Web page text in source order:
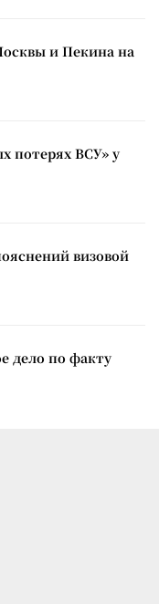
и Пекина на
потерях ВСУ» у
визовой
дело по факту